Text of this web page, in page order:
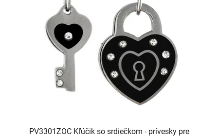
PV3301ZOC Kľúčik so srdiečkom - prívesky pre